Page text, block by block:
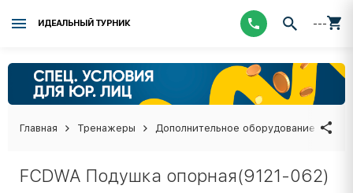
ИДЕАЛЬНЫЙ ТУРНИК ---
Главная Тренажеры Дополнительное оборудование
FCDWA Подушка опорная(9121-062)